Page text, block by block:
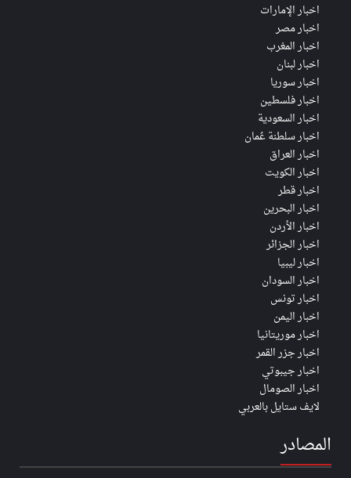
اخبار الإمارات
اخبار مصر
اخبار المغرب
اخبار لبنان
اخبار سوريا
اخبار فلسطين
اخبار السعودية
اخبار سلطنة عُمان
اخبار العراق
اخبار الكويت
اخبار قطر
اخبار البحرين
اخبار الأردن
اخبار الجزائر
اخبار ليبيا
اخبار السودان
اخبار تونس
اخبار اليمن
اخبار موريتانيا
اخبار جزر القمر
اخبار جيبوتي
اخبار الصومال
لايف ستايل بالعربي
المصادر